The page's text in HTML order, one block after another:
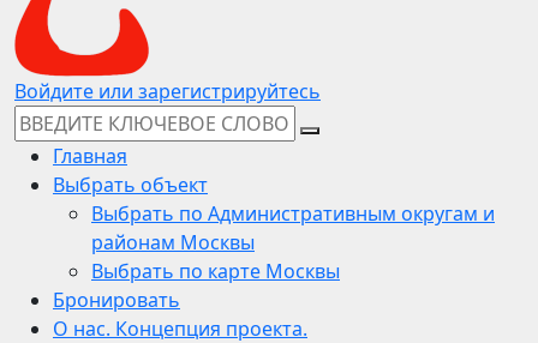
Войдите или зарегистрируйтесь
Главная
Выбрать объект
Выбрать по Административным округам и
районам Москвы
Выбрать по карте Москвы
Бронировать
О нас. Концепция проекта.